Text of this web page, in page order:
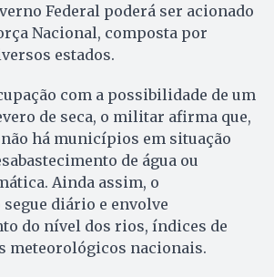
Federal poderá ser acionado
Nacional, composta por
estados.
com a possibilidade de um
de seca, o militar afirma que,
há municípios em situação
de água ou
Ainda assim, o
diário e envolve
do nível dos rios, índices de
meteorológicos nacionais.